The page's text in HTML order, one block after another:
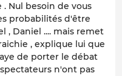
Nul besoin de vous
probabilités d'être
, Daniel .... mais remet
, explique lui que
de porter le débat
n'ont pas